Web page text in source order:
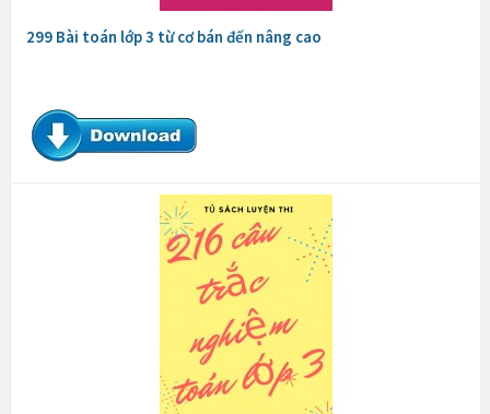
299 Bài toán lớp 3 từ cơ bán đến nâng cao